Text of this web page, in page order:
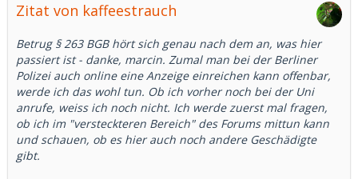
Zitat von kaffeestrauch
Betrug § 263 BGB hört sich genau nach dem an, was hier
passiert ist - danke, marcin. Zumal man bei der Berliner
Polizei auch online eine Anzeige einreichen kann offenbar,
werde ich das wohl tun. Ob ich vorher noch bei der Uni
anrufe, weiss ich noch nicht. Ich werde zuerst mal fragen,
ob ich im "versteckteren Bereich" des Forums mittun kann
und schauen, ob es hier auch noch andere Geschädigte
gibt.